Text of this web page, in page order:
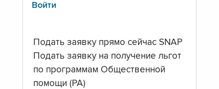
Войти
Подать заявку прямо сейчас SNAP
Подать заявку на получение льгот
по программам Общественной
помощи (PA)